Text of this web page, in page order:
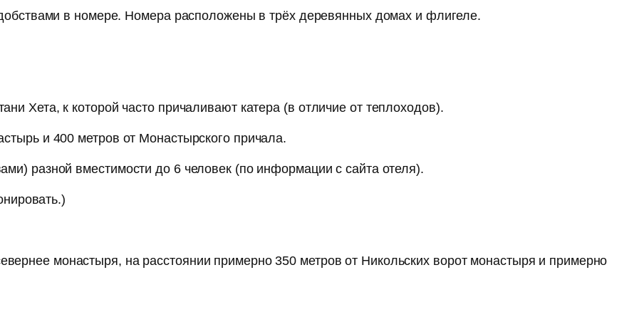
в номере. Номера расположены в трёх деревянных домах и флигеле.
Хета, к которой часто причаливают катера (в отличие от теплоходов).
и 400 метров от Монастырского причала.
разной вместимости до 6 человек (по информации с сайта отеля).
монастыря, на расстоянии примерно 350 метров от Никольских ворот монастыря и примерно